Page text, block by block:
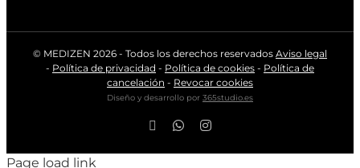
© MEDIZEN 2026 - Todos los derechos reservados Aviso legal
- Política de privacidad - Política de cookies - Política de
cancelación - Revocar cookies
Diseño y desarrollo por 365studio.es
FacebookWhatsAppInstagram
Page load link